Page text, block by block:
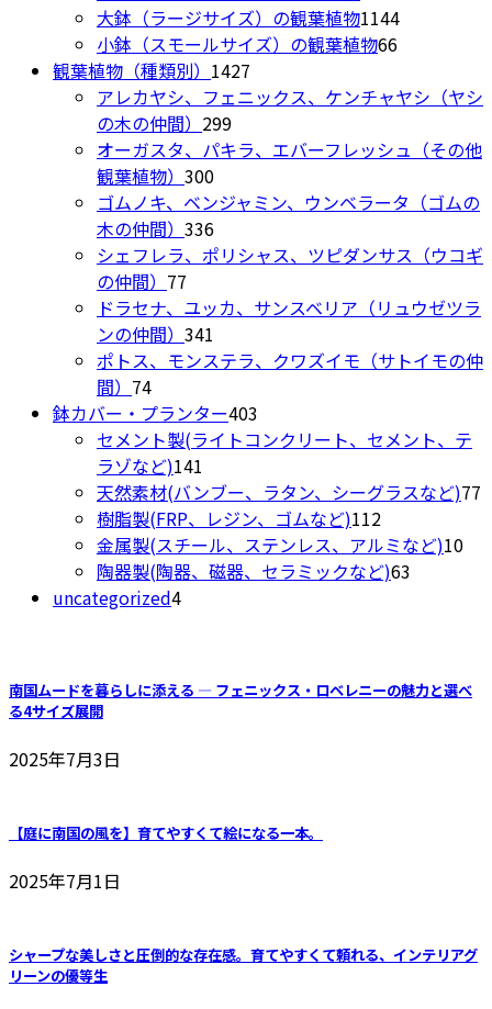
ジ
か
選
で
ま
プ
シ
ン
商
ペ
ジ
ら
択
ま
シ
ョ
が
り
す。
プ
ョ
は
ペ
ジ
か
ら
選
ま
の
商
個
の
品
大鉢（ラージサイズ）の観葉植物11441144
商
小鉢（スモールサイズ）の観葉植物6666
の
品
観葉植物（種類別） 1427
個
商
アレカヤシ、フェニックス、ケンチャヤシ（ヤシ
の木の仲間） 299299
個
商
オーガスタ、パキラ、エバーフレッシュ（その他
観葉植物） 300300
個
の
商
ゴムノキ、ベンジャミン、ウンベラータ（ゴムの
木の仲間） 336336
個
商
シェフレラ、ポリシャス、ツピダンサス（ウコギ
の仲間） 77
個
の
商
ドラセナ、ユッカ、サンスベリア（リュウゼツラ
ンの仲間） 341
個
商
品
ポトス、モンステラ、クワズイモ（サトイモの仲
間） 7474
個
の
商
品
鉢カバー・プランター403
個
商
品
セメント製(ライトコンクリート、セメント、テ
ラゾなど)141
個
の
商
品
天然素材(バンブー、ラタン、シーグラスなど)77
樹脂製(FRP、レジン、ゴムなど)112112
個
の
金属製(スチール、ステンレス、アルミなど)1010
陶器製(陶器、磁器、セラミックなど)63
uncategorized44
品
南国ムードを暮らしに添える ― フェニックス・ロベレニーの魅力と選べ
る4サイズ展開
2025年7月3日
【庭に南国の風を】育てやすくて絵になる一本。
2025年7月1日
シャープな美しさと圧倒的な存在感。育てやすくて頼れる、インテリアグ
リーンの優等生